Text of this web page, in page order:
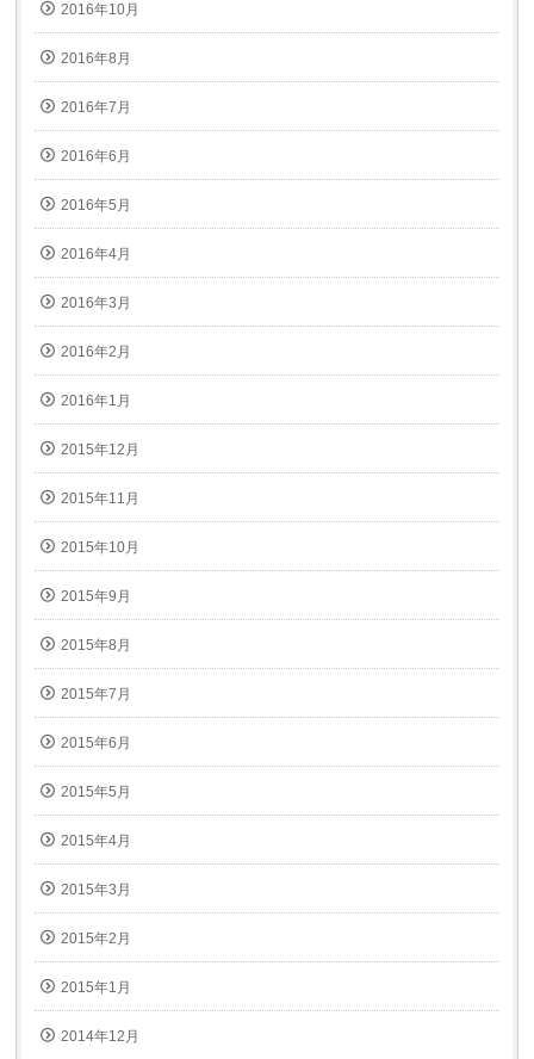
2016年10月
2016年8月
2016年7月
2016年6月
2016年5月
2016年4月
2016年3月
2016年2月
2016年1月
2015年12月
2015年11月
2015年10月
2015年9月
2015年8月
2015年7月
2015年6月
2015年5月
2015年4月
2015年3月
2015年2月
2015年1月
2014年12月